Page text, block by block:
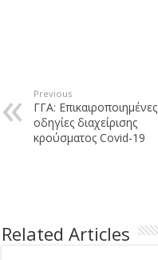
Previous
ΓΓΑ: Επικαιροποιημένες
οδηγίες διαχείρισης
κρούσματος Covid-19
Related Articles